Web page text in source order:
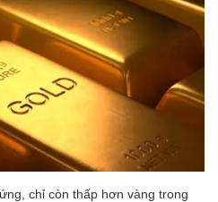
chỉ còn thấp hơn vàng trong